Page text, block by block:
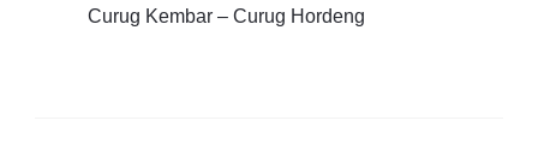
Curug Kembar – Curug Hordeng